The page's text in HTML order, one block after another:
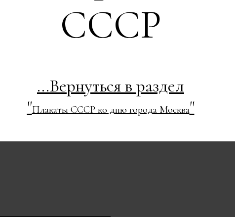
СССР
...Вернуться в раздел
"Плакаты СССР ко дню города Москва"